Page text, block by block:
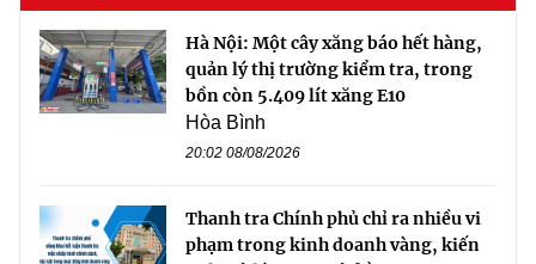
Hà Nội: Một cây xăng báo hết hàng,
quản lý thị trường kiểm tra, trong
bồn còn 5.409 lít xăng E10
Hòa Bình
20:02 08/08/2026
Thanh tra Chính phủ chỉ ra nhiều vi
phạm trong kinh doanh vàng, kiến